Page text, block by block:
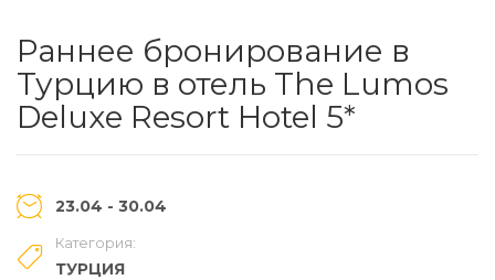
Раннее бронирование в
Турцию в отель The Lumos
Deluxe Resort Hotel 5*
23.04 - 30.04
Категория:
ТУРЦИЯ